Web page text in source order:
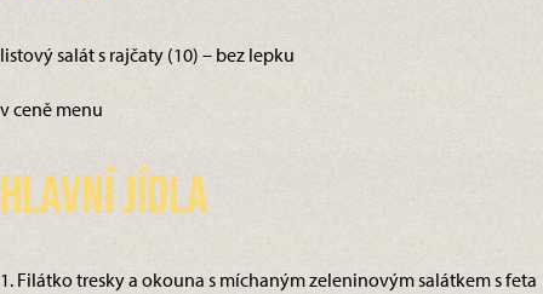
listový salát s rajčaty (10) – bez lepku
v ceně menu
Hlavní jídla
1. Filátko tresky a okouna s míchaným zeleninovým salátkem s feta